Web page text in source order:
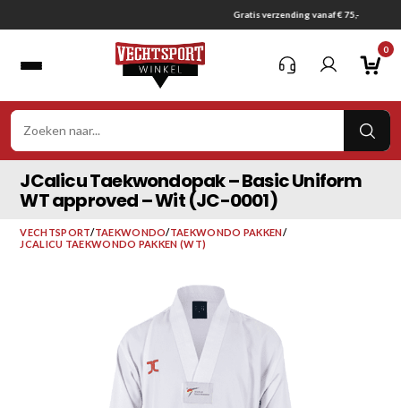
naar
Gratis verzending vanaf € 75,-
0
JCalicu Taekwondopak – Basic Uniform
WT approved – Wit (JC-0001)
VECHTSPORT/TAEKWONDO/TAEKWONDO PAKKEN/
JCALICU TAEKWONDO PAKKEN (WT)